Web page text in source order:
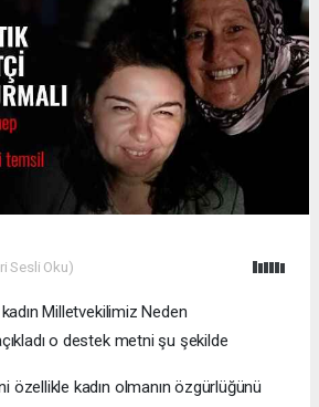
Sesli Oku)
kadın Milletvekilimiz Neden
o destek metni şu şekilde
özellikle kadın olmanın özgürlüğünü